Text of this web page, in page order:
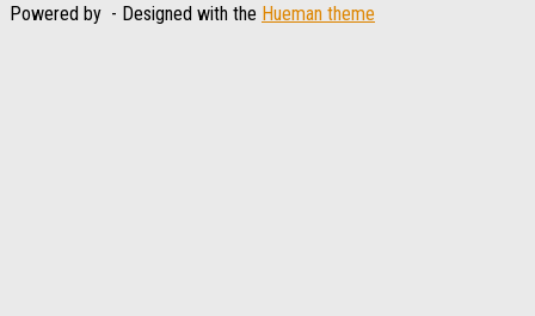
Powered by - Designed with the Hueman theme